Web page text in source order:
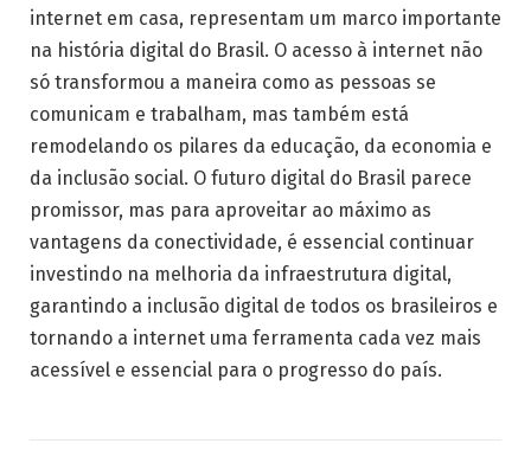
internet em casa, representam um marco importante
na história digital do Brasil. O acesso à internet não
só transformou a maneira como as pessoas se
comunicam e trabalham, mas também está
remodelando os pilares da educação, da economia e
da inclusão social. O futuro digital do Brasil parece
promissor, mas para aproveitar ao máximo as
vantagens da conectividade, é essencial continuar
investindo na melhoria da infraestrutura digital,
garantindo a inclusão digital de todos os brasileiros e
tornando a internet uma ferramenta cada vez mais
acessível e essencial para o progresso do país.